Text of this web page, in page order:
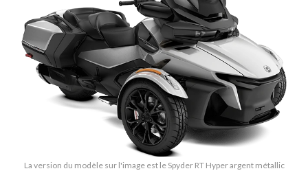
La version du modèle sur l'image est le Spyder RT Hyper argent métallic